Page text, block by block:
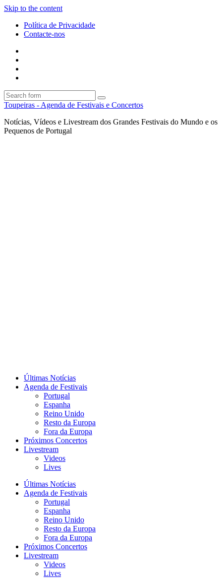
Skip to the content
Política de Privacidade
Contacte-nos
Search
Toupeiras - Agenda de Festivais e Concertos
Notícias, Vídeos e Livestream dos Grandes Festivais do Mundo e os
Pequenos de Portugal
Últimas Notícias
Agenda de Festivais
Portugal
Espanha
Reino Unido
Resto da Europa
Fora da Europa
Próximos Concertos
Livestream
Videos
Lives
Últimas Notícias
Agenda de Festivais
Portugal
Espanha
Reino Unido
Resto da Europa
Fora da Europa
Próximos Concertos
Livestream
Videos
Lives